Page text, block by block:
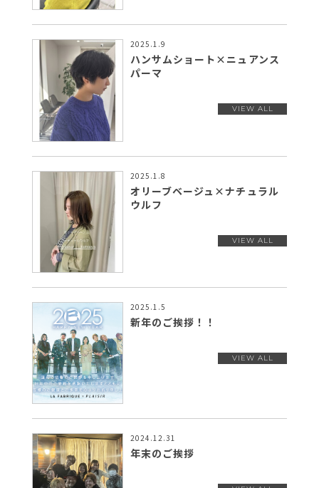
2025.1.9
ハンサムショート×ニュアンス
パーマ
2025.1.8
オリーブベージュ×ナチュラル
ウルフ
2025.1.5
新年のご挨拶！！
2024.12.31
年末のご挨拶